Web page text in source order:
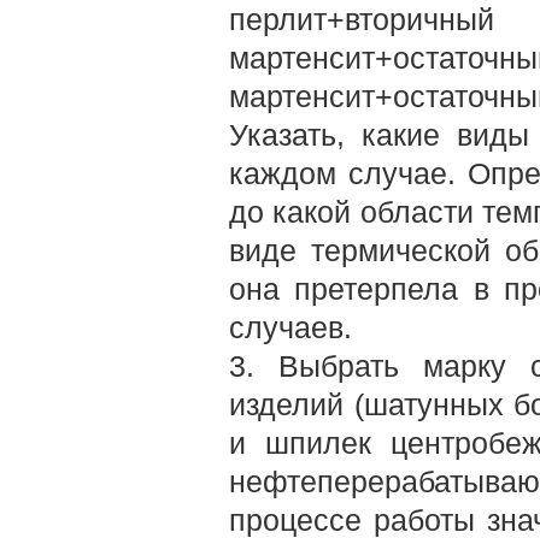
Указать, какие
каждом случае.
до какой области
виде термической
она претерпела в
случаев.
3. Выбрать марку
изделий (шатунных
и шпилек
процессе работы